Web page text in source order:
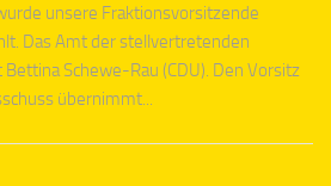
unsere Fraktionsvorsitzende
Das Amt der stellvertretenden
Schewe-Rau (CDU). Den Vorsitz
übernimmt...